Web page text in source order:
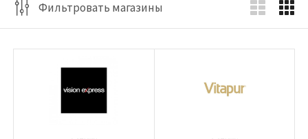
Фильтровать магазины